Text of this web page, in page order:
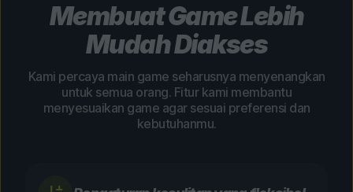
Membuat Game Lebih
Mudah Diakses
Kami percaya main game seharusnya menyenangkan
untuk semua orang. Fitur kami membantu
menyesuaikan game agar sesuai preferensi dan
kebutuhanmu.